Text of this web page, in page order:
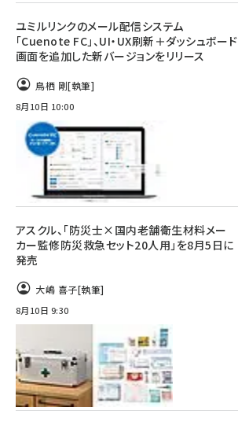
ユミルリンクのメール配信システム
「Cuenote FC」、UI・UX刷新＋ダッシュボード
画面を追加した新バージョンをリリース
鳥栖 剛[執筆]
8月10日 10:00
アスクル、「防災士×国内老舗衛生材料メー
カー監修防災救急セット20人用」を8月5日に
発売
大嶋 喜子[執筆]
8月10日 9:30